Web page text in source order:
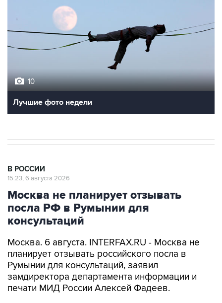
10
Лучшие фото недели
В РОССИИ
15:23, 6 августа 2026
Москва не планирует отзывать
посла РФ в Румынии для
консультаций
Москва. 6 августа. INTERFAX.RU - Москва не
планирует отзывать российского посла в
Румынии для консультаций, заявил
замдиректора департамента информации и
печати МИД России Алексей Фадеев.